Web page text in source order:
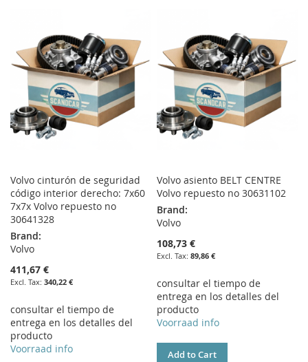
LIST
LIST
Volvo cinturón de seguridad
código interior derecho: 7x60
7x7x Volvo repuesto no
30641328
Brand:
Volvo
411,67 €
340,22 €
consultar el tiempo de
entrega en los detalles del
producto
Voorraad info
Volvo asiento BELT CENTRE
Volvo repuesto no 30631102
Brand:
Volvo
108,73 €
89,86 €
consultar el tiempo de
entrega en los detalles del
producto
Voorraad info
Add to Cart